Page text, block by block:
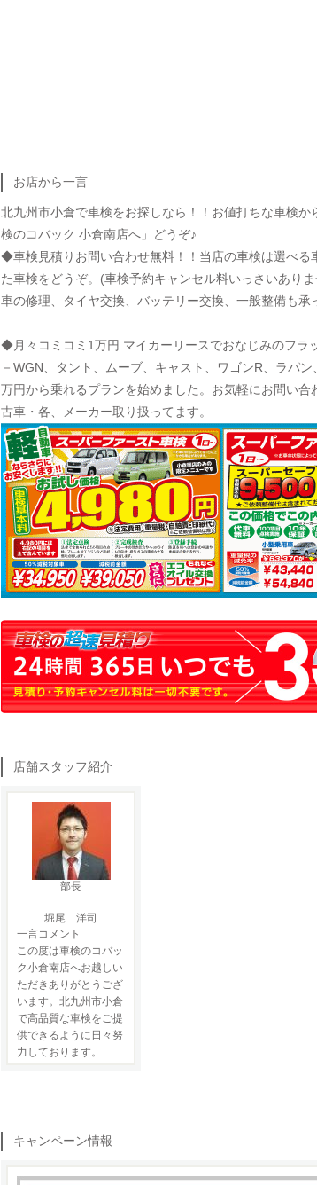
お店から一言
北九州市小倉で車検をお探しなら！！お値打ちな車検
検のコバック 小倉南店へ」どうぞ♪
◆車検見積りお問い合わせ無料！！当店の車検は選べる
た車検をどうぞ。(車検予約キャンセル料いっさいあり
車の修理、タイヤ交換、バッテリー交換、一般整備も承
◆月々コミコミ1万円 マイカーリースでおなじみのフラ
－WGN、タント、ムーブ、キャスト、ワゴンR、ラパ
万円から乗れるプランを始めました。お気軽にお問い
古車・各、メーカー取り扱ってます。
店舗スタッフ紹介
部長
堀尾 洋司
一言コメント
この度は車検のコバッ
ク小倉南店へお越しい
ただきありがとうござ
います。北九州市小倉
で高品質な車検をご提
供できるように日々努
力しております。
キャンペーン情報